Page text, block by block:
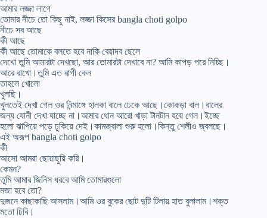
আমার লজ্জা লাগে
তোমার নীচে তো কিছু নাই, লজ্জা কিসের bangla choti golpo
নীচে সব আছে
কী আছে
কী আছে তোমাকে বলতে হবে নাকি বেয়াদব ছেলে
দেখো তুমি আমারটা দেখছো, আর তোমারটা দেখাবে না? আমি কাপড় পরে নিচ্ছি।
আরে রাখো।তুমি এত রাগী কেন
তাহলে খোলো
খুলছি।
খুলতেই দেখা গেল ওর নিন্মাঙ্গে হালকা বালে ঢেকে আছে।কোকড়া বাল।বালের
জন্য যোনী দেখা যাচ্ছে না।আমার ধোন আরো খাড়া টানটান হয়ে গেল।ইচ্ছে
হলো ঝাপিয়ে পড়ে ঢুকিয়ে দেই।কামজ্বালা শুরু হলো।কিন্তু শেলীও জ্বলছে।
এই অরূপ bangla choti golpo
কী
আসো আমরা ছোয়াছুয়ি করি।
কেমন?
তুমি আমার জিনিস ধরবে আমি তোমারগুলো
মজা হবে তো?
দুজনে কাছাকাছি আসলাম।আমি ওর বুকের ছোট দুটি টিলায় হাত বুলালাম।শক্ত
মতো ঢিবি।